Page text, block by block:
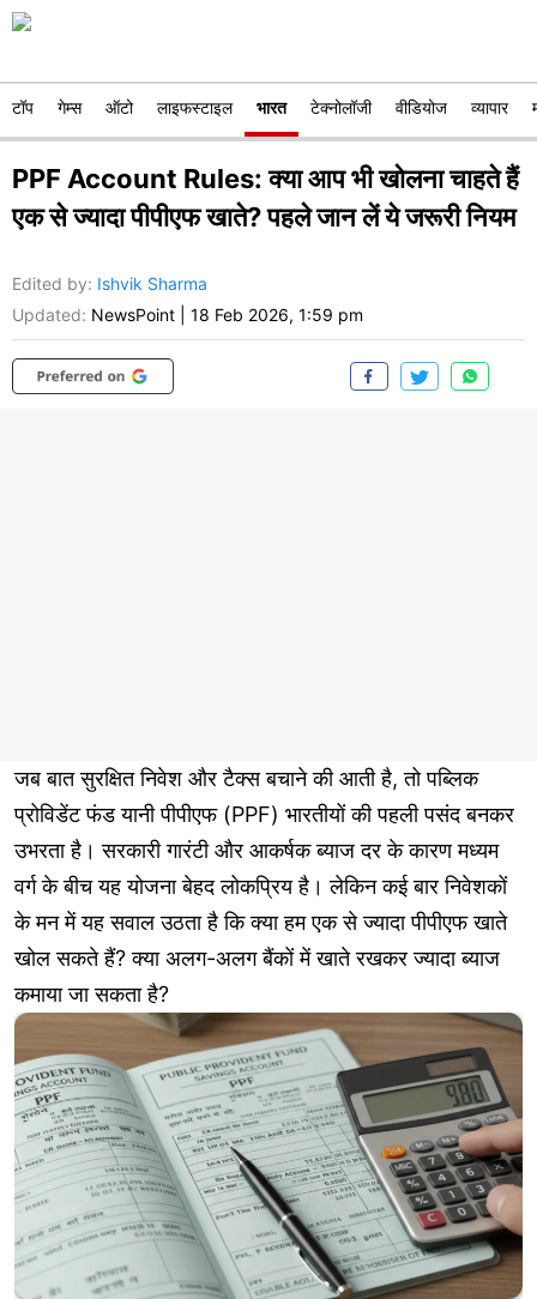
टॉप गेम्स ऑटो लाइफस्टाइल भारत टेक्नोलॉजी वीडियोज व्यापार
PPF Account Rules: क्या आप भी खोलना चाहते हैं
एक से ज्यादा पीपीएफ खाते? पहले जान लें ये जरूरी नियम
Edited by: Ishvik Sharma
Updated: NewsPoint 18 Feb 2026, 1:59 pm
जब बात सुरक्षित निवेश और टैक्स बचाने की आती है, तो पब्लिक
प्रोविडेंट फंड यानी पीपीएफ (PPF) भारतीयों की पहली पसंद बनकर
उभरता है। सरकारी गारंटी और आकर्षक ब्याज दर के कारण मध्यम
वर्ग के बीच यह योजना बेहद लोकप्रिय है। लेकिन कई बार निवेशकों
के मन में यह सवाल उठता है कि क्या हम एक से ज्यादा पीपीएफ खाते
खोल सकते हैं? क्या अलग-अलग बैंकों में खाते रखकर ज्यादा ब्याज
कमाया जा सकता है?